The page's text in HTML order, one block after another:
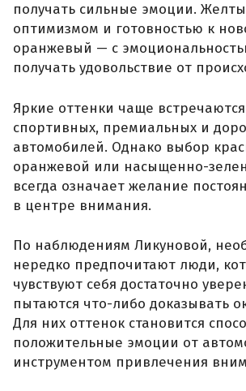
получать сильные эмоции.
оптимизмом и готовностью к
оранжевый — с
получать удовольствие от
Яркие оттенки чаще
спортивных, премиальных и
автомобилей. Однако выбор
оранжевой или насыщенно-
всегда означает желание
в центре внимания.
По наблюдениям Ликуновой,
нередко предпочитают люди,
чувствуют себя достаточно
пытаются что-либо доказывать
Для них оттенок становится
положительные эмоции от
инструментом привлечения